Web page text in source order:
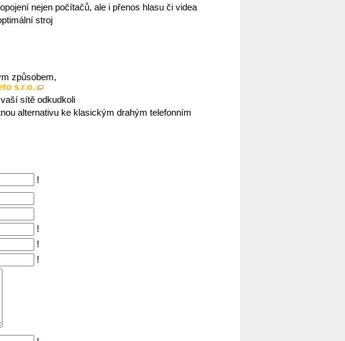
nejen počítačů, ale i přenos hlasu či videa
stroj
způsobem,
s.r.o.
sítě odkudkoli
alternativu ke klasickým drahým telefonním
!
!
!
!